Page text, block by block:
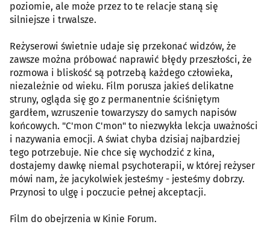
poziomie, ale może przez to te relacje staną się
silniejsze i trwalsze.
Reżyserowi świetnie udaje się przekonać widzów, że
zawsze można próbować naprawić błędy przeszłości, że
rozmowa i bliskość są potrzebą każdego człowieka,
niezależnie od wieku. Film porusza jakieś delikatne
struny, ogląda się go z permanentnie ściśniętym
gardłem, wzruszenie towarzyszy do samych napisów
końcowych. "C'mon C'mon" to niezwykła lekcja uważności
i nazywania emocji. A świat chyba dzisiaj najbardziej
tego potrzebuje. Nie chce się wychodzić z kina,
dostajemy dawkę niemal psychoterapii, w której reżyser
mówi nam, że jacykolwiek jesteśmy - jesteśmy dobrzy.
Przynosi to ulgę i poczucie pełnej akceptacji.
Film do obejrzenia w Kinie Forum.